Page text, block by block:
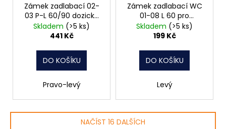
Zámek zadlabací 02-
03 P-L 60/90 dozický
čelo 20mm Hobes
Skladem (>5 ks)
441 Kč
DO KOŠÍKU
Pravo-levý
Zámek zadlabací WC
01-08 L 60 pro
uzamykatelnou kliku
Hobes
Skladem (>5 ks)
199 Kč
DO KOŠÍKU
Levý
NAČÍST 16 DALŠÍCH